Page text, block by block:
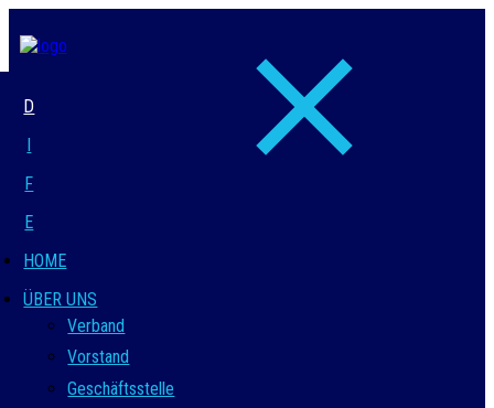
HOME
ÜBER UNS
Verband
Vorstand
Geschäftsstelle
D
I
F
E